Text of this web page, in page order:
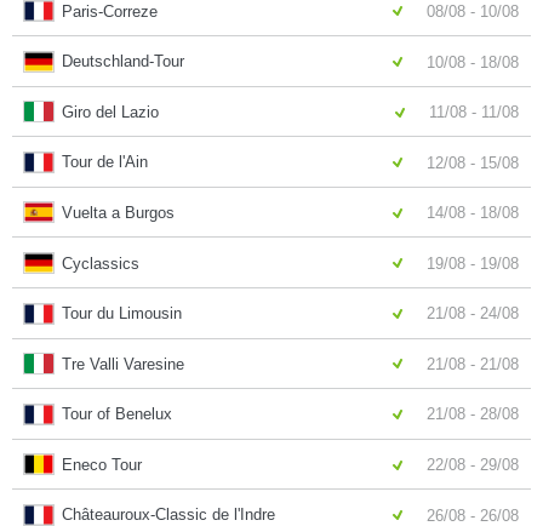
Paris-Correze 08/08 - 10/08
Deutschland-Tour 10/08 - 18/08
Giro del Lazio 11/08 - 11/08
Tour de l'Ain 12/08 - 15/08
Vuelta a Burgos 14/08 - 18/08
Cyclassics 19/08 - 19/08
Tour du Limousin 21/08 - 24/08
Tre Valli Varesine 21/08 - 21/08
Tour of Benelux 21/08 - 28/08
Eneco Tour 22/08 - 29/08
Châteauroux-Classic de l'Indre 26/08 - 26/08